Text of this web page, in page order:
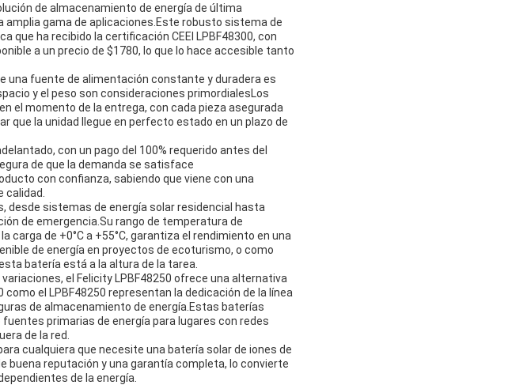
de almacenamiento de energía de última
gama de aplicaciones.Este robusto sistema de
que ha recibido la certificación CEEl LPBF48300, con
a un precio de $1780, lo que lo hace accesible tanto
una fuente de alimentación constante y duradera es
y el peso son consideraciones primordialesLos
el momento de la entrega, con cada pieza asegurada
que la unidad llegue en perfecto estado en un plazo de
con un pago del 100% requerido antes del
de que la demanda se satisface
con confianza, sabiendo que viene con una
desde sistemas de energía solar residencial hasta
de emergencia.Su rango de temperatura de
carga de +0°C a +55°C, garantiza el rendimiento en una
de energía en proyectos de ecoturismo, o como
batería está a la altura de la tarea.
el Felicity LPBF48250 ofrece una alternativa
el LPBF48250 representan la dedicación de la línea
de almacenamiento de energía.Estas baterías
primarias de energía para lugares con redes
de la red.
cualquiera que necesite una batería solar de iones de
buena reputación y una garantía completa, lo convierte
de la energía.